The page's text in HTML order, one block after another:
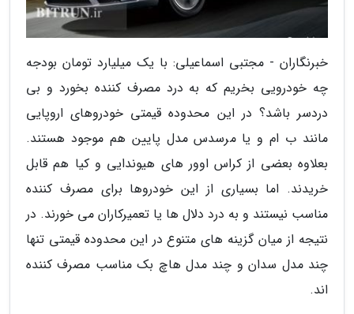
خبرنگاران - مجتبی اسماعیلی: با یک میلیارد تومان بودجه
چه خودرویی بخریم که به درد مصرف کننده بخورد و بی
دردسر باشد؟ در این محدوده قیمتی خودروهای اروپایی
مانند ب ام و یا مرسدس مدل پایین هم موجود هستند.
بعلاوه بعضی از کراس اوور های هیوندایی و کیا هم قابل
خریدند. اما بسیاری از این خودروها برای مصرف کننده
مناسب نیستند و به درد دلال ها یا تعمیرکاران می خورند. در
نتیجه از میان گزینه های متنوع در این محدوده قیمتی تنها
چند مدل سدان و چند مدل هاچ بک مناسب مصرف کننده
اند.